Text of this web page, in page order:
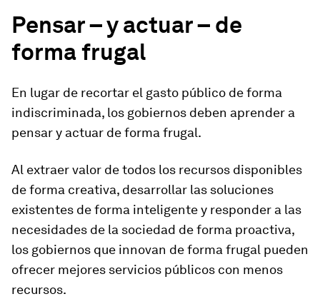
Pensar – y actuar – de
forma frugal
En lugar de recortar el gasto público de forma
indiscriminada, los gobiernos deben aprender a
pensar y actuar de forma frugal.
Al extraer valor de todos los recursos disponibles
de forma creativa, desarrollar las soluciones
existentes de forma inteligente y responder a las
necesidades de la sociedad de forma proactiva,
los gobiernos que innovan de forma frugal pueden
ofrecer mejores servicios públicos con menos
recursos.